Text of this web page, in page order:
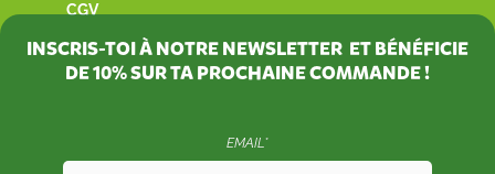
CGV
INSCRIS-TOI À NOTRE NEWSLETTER ET BÉNÉFICIE
DE10%SUR TA PROCHAINE COMMANDE !
EMAIL*